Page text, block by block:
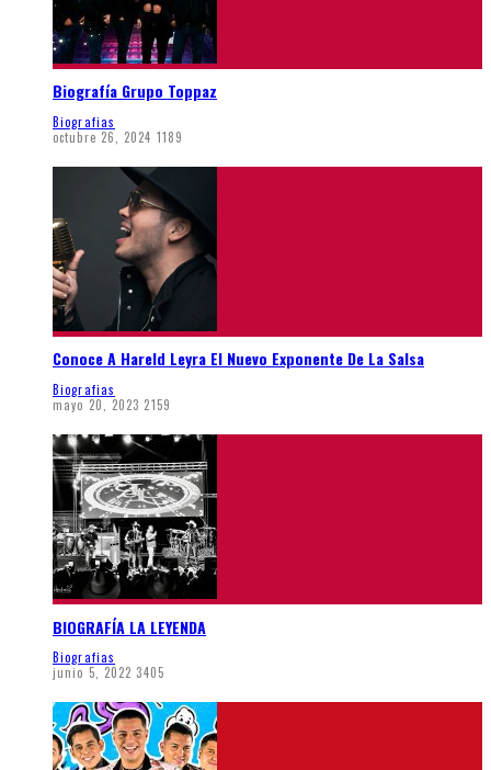
Biografía Grupo Toppaz
Biografias
octubre 26, 2024 1189
Conoce A Hareld Leyra El Nuevo Exponente De La Salsa
Biografias
mayo 20, 2023 2159
BIOGRAFÍA LA LEYENDA
Biografias
junio 5, 2022 3405